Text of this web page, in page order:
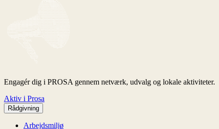
Engagér dig i PROSA gennem netværk, udvalg og lokale aktiviteter.
Aktiv i Prosa
Rådgivning
Arbejdsmiljø